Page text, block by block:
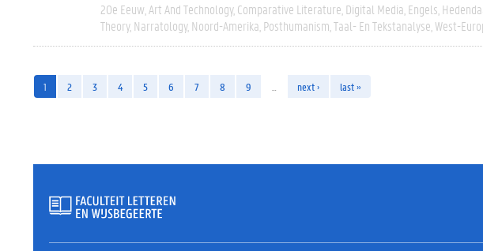
20e Eeuw Art And Technology Comparative Literature Digital Media Engels
Theory Narratology Noord-Amerika Posthumanism Taal- En Tekstanalyse West-
1 2 3 4 5 6 7 8 9 next › last »